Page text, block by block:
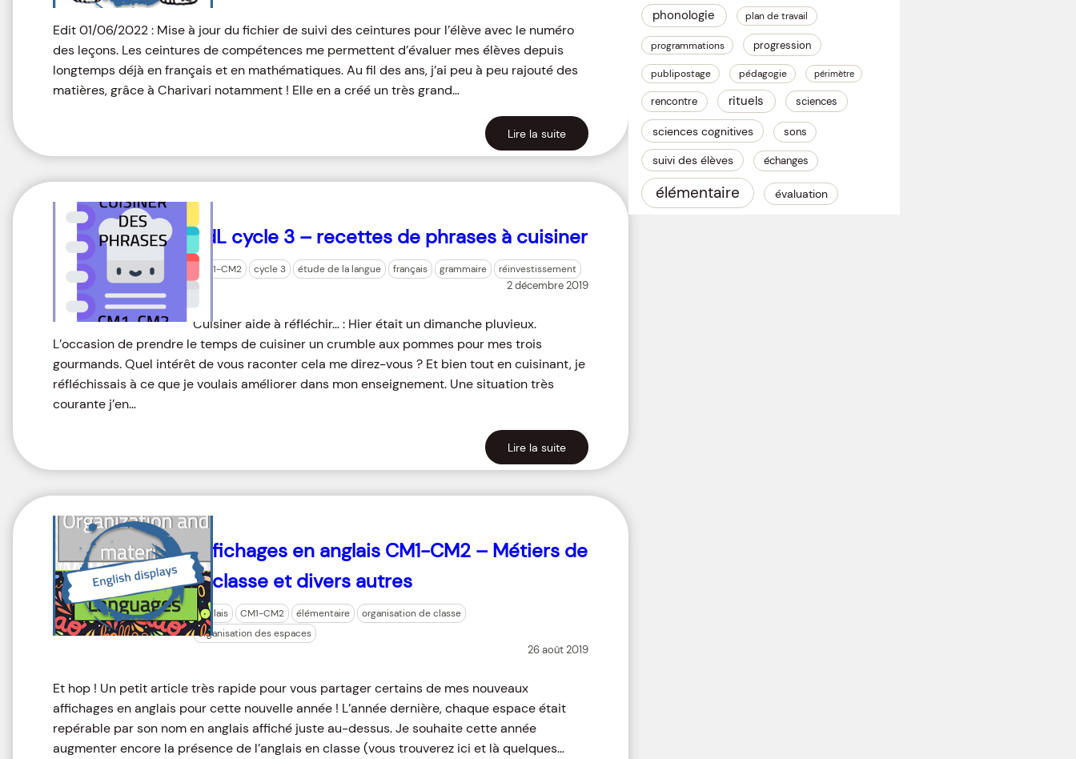
Edit 01/06/2022 : Mise à jour du fichier de suivi des ceintures pour l’élève avec le numéro
des leçons. Les ceintures de compétences me permettent d’évaluer mes élèves depuis
longtemps déjà en français et en mathématiques. Au fil des ans, j’ai peu à peu rajouté des
matières, grâce à Charivari notamment ! Elle en a créé un très grand…
Lire la suite
EdL cycle 3 – recettes de phrases à cuisiner
CM1-CM2 cycle 3 étude de la langue français grammaire réinvestissement
2 décembre 2019
Cuisiner aide à réfléchir… : Hier était un dimanche pluvieux.
L’occasion de prendre le temps de cuisiner un crumble aux pommes pour mes trois
gourmands. Quel intérêt de vous raconter cela me direz-vous ? Et bien tout en cuisinant, je
réfléchissais à ce que je voulais améliorer dans mon enseignement. Une situation très
courante j’en…
Lire la suite
Affichages en anglais CM1-CM2 – Métiers de
la classe et divers autres
anglais CM1-CM2 élémentaire
organisation de classe
organisation des espaces
26 août 2019
Et hop ! Un petit article très rapide pour vous partager certains de mes nouveaux
affichages en anglais pour cette nouvelle année ! L’année dernière, chaque espace était
repérable par son nom en anglais affiché juste au-dessus. Je souhaite cette année
augmenter encore la présence de l’anglais en classe (vous trouverez ici et là quelques…
phonologie plan de travail
programmations progression
publipostage pédagogie périmètre
rencontre rituels sciences
sciences cognitives sons
suivi des élèves échanges
élémentaire évaluation